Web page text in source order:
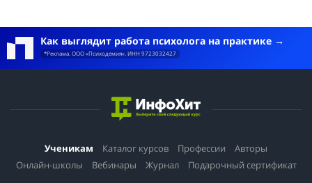
Как выглядит работа психолога на практике
*Реклама. ООО «Психодемия». ИНН 9723032427
Ученикам Каталог курсов Профессии
Авторы
Онлайн-школы
Вебинары Журнал Подарочный сертификат